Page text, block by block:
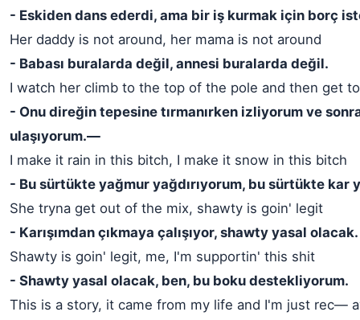
- Eskiden dans ederdi, ama bir iş kurmak için borç
Her daddy is not around, her mama is not around
- Babası buralarda değil, annesi buralarda değil.
I watch her climb to the top of the pole and then get
- Onu direğin tepesine tırmanırken izliyorum ve
ulaşıyorum.—
I make it rain in this bitch, I make it snow in this bitch
- Bu sürtükte yağmur yağdırıyorum, bu sürtükte kar
She tryna get out of the mix, shawty is goin' legit
- Karışımdan çıkmaya çalışıyor, shawty yasal olacak.
Shawty is goin' legit, me, I'm supportin' this shit
- Shawty yasal olacak, ben, bu boku destekliyorum.
This is a story, it came from my life and I'm just rec—